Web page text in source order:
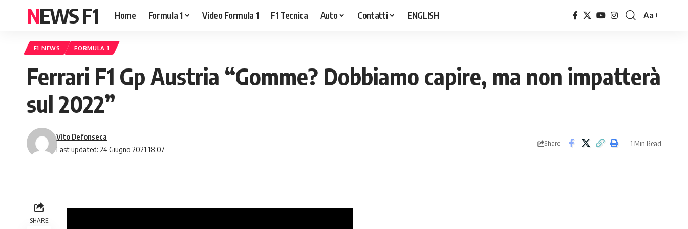
NEWS F1 Home Formula 1 Video Formula 1 F1 Tecnica Auto Contatti ENGLISH
Font
Aa
F1 NEWS FORMULA 1
Ferrari F1 Gp Austria “Gomme? Dobbiamo capire, ma non impatterà
sul 2022”
Last updated: 24 Giugno 2021 18:07
Vito Defonseca
Share 1 Min Read
SHARE